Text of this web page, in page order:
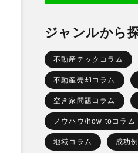
ジャンルから
不動産テックコラム
不動産売却コラム
空き家問題コラム
ノウハウ/how toコラム
地域コラム 成功